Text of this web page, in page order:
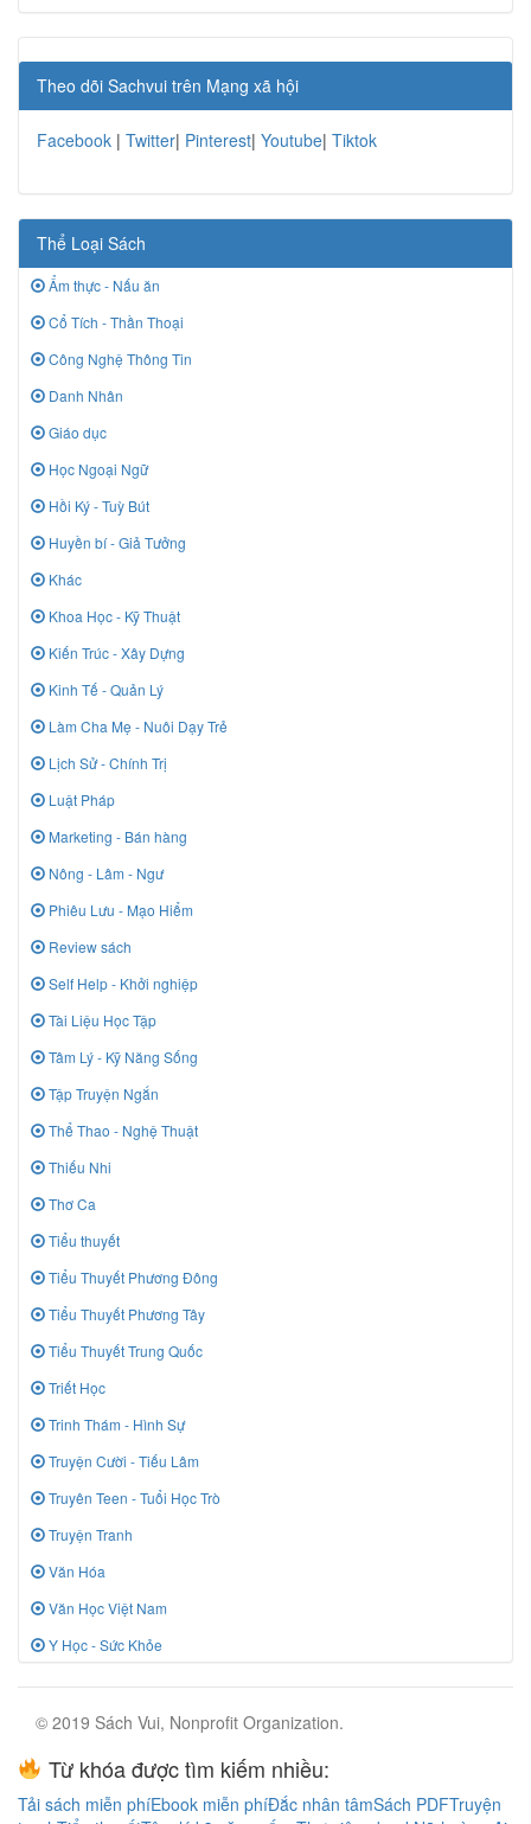
Theo dõi Sachvui trên Mạng xã hội
Facebook | Twitter| Pinterest| Youtube| Tiktok
Thể Loại Sách
Ẩm thực - Nấu ăn
Cổ Tích - Thần Thoại
Công Nghệ Thông Tin
Danh Nhân
Giáo dục
Học Ngoại Ngữ
Hồi Ký - Tuỳ Bút
Huyền bí - Giả Tưởng
Khác
Khoa Học - Kỹ Thuật
Kiến Trúc - Xây Dựng
Kinh Tế - Quản Lý
Làm Cha Mẹ - Nuôi Dạy Trẻ
Lịch Sử - Chính Trị
Luật Pháp
Marketing - Bán hàng
Nông - Lâm - Ngư
Phiêu Lưu - Mạo Hiểm
Review sách
Self Help - Khởi nghiệp
Tài Liệu Học Tập
Tâm Lý - Kỹ Năng Sống
Tập Truyện Ngắn
Thể Thao - Nghệ Thuật
Thiếu Nhi
Thơ Ca
Tiểu thuyết
Tiểu Thuyết Phương Đông
Tiểu Thuyết Phương Tây
Tiểu Thuyết Trung Quốc
Triết Học
Trinh Thám - Hình Sự
Truyện Cười - Tiếu Lâm
Truyên Teen - Tuổi Học Trò
Truyện Tranh
Văn Hóa
Văn Học Việt Nam
Y Học - Sức Khỏe
© 2019 Sách Vui, Nonprofit Organization.
Từ khóa được tìm kiếm nhiều:
Tải sách miễn phíEbook miễn phíĐắc nhân tâmSách PDFTruyện